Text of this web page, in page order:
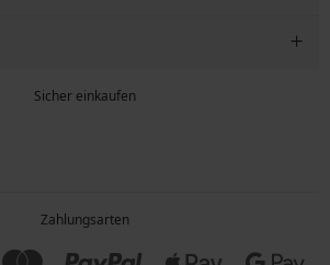
Sicher einkaufen
Zahlungsarten